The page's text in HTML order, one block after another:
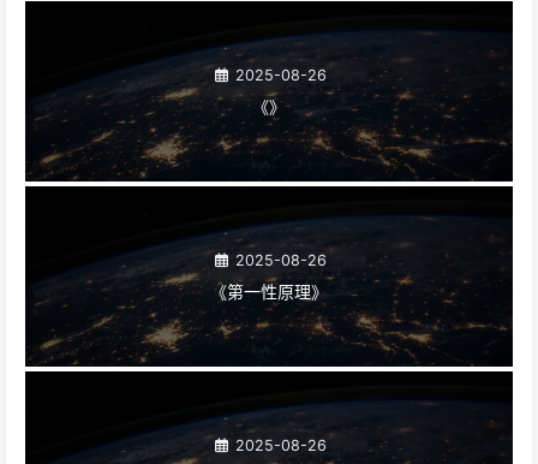
2025-08-26
《》
2025-08-26
《第一性原理》
2025-08-26